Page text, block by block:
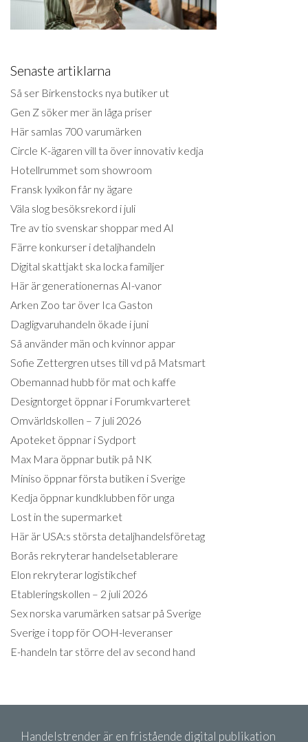
Senaste artiklarna
Så ser Birkenstocks nya butiker ut
Gen Z söker mer än låga priser
Här samlas 700 varumärken
Circle K-ägaren vill ta över innovativ kedja
Hotellrummet som showroom
Fransk lyxikon får ny ägare
Väla slog besöksrekord i juli
Tre av tio svenskar shoppar med AI
Färre konkurser i detaljhandeln
Digital skattjakt ska locka familjer
Här är generationernas AI-vanor
Arken Zoo tar över Ica Gaston
Dagligvaruhandeln ökade i juni
Så använder män och kvinnor appar
Sofie Zettergren utses till vd på Matsmart
Obemannad hubb för mat och kaffe
Designtorget öppnar i Forumkvarteret
Omvärldskollen – 7 juli 2026
Apoteket öppnar i Sydport
Max Mara öppnar butik på NK
Miniso öppnar första butiken i Sverige
Kedja öppnar kundklubben för unga
Lost in the supermarket
Här är USA:s största detaljhandelsföretag
Borås rekryterar handelsetablerare
Elon rekryterar logistikchef
Etableringskollen – 2 juli 2026
Sex norska varumärken satsar på Sverige
Sverige i topp för OOH-leveranser
E-handeln tar större del av second hand
Handelstrender är en fristående digital publikation